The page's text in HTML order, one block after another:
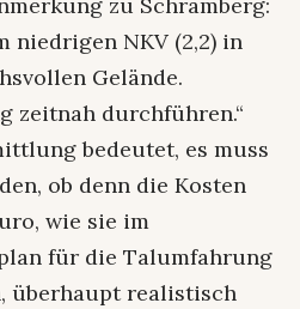
zu Schramberg:
niedrigen NKV (2,2) in
Gelände.
zeitnah durchführen.“
bedeutet, es muss
ob denn die Kosten
wie sie im
für die Talumfahrung
überhaupt realistisch